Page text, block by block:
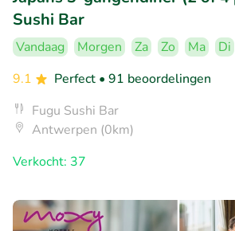
Sushi Bar
Vandaag Morgen Za Zo Ma Di
9.1
Perfect • 91 beoordelingen
Fugu Sushi Bar
Antwerpen (0km)
Verkocht: 37